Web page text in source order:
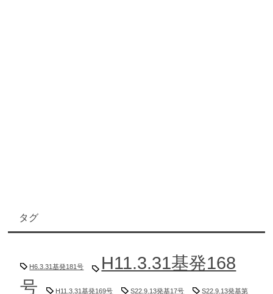
タグ
H6.3.31基発181号
H11.3.31基発168
号
H11.3.31基発169号 S22.9.13発基17号 S22.9.13発基第